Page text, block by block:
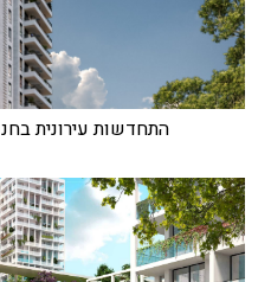
התחדשות עירונית